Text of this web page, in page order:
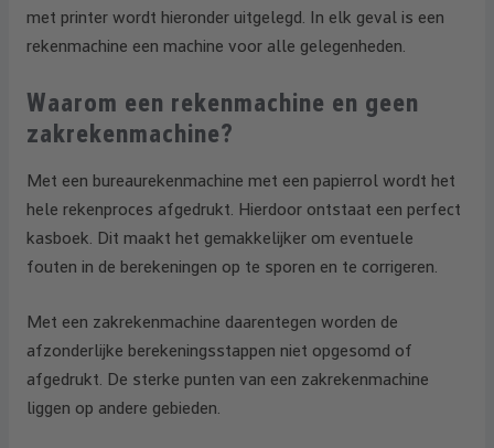
met printer wordt hieronder uitgelegd. In elk geval is een
rekenmachine een machine voor alle gelegenheden.
Waarom een rekenmachine en geen
zakrekenmachine?
Met een bureaurekenmachine met een papierrol wordt het
hele rekenproces afgedrukt. Hierdoor ontstaat een perfect
kasboek. Dit maakt het gemakkelijker om eventuele
fouten in de berekeningen op te sporen en te corrigeren.
Met een zakrekenmachine daarentegen worden de
afzonderlijke berekeningsstappen niet opgesomd of
afgedrukt. De sterke punten van een zakrekenmachine
liggen op andere gebieden.